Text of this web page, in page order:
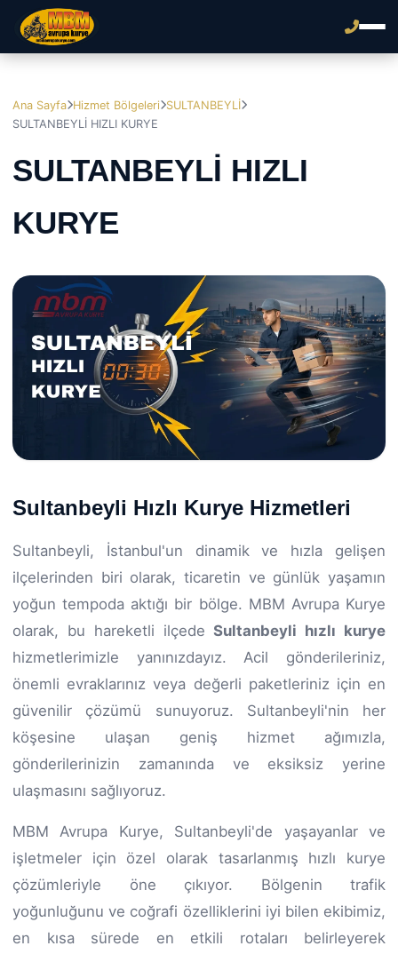
Ana Sayfa Hizmet Bölgeleri SULTANBEYLİ
SULTANBEYLİ HIZLI KURYE
SULTANBEYLİ HIZLI
KURYE
Sultanbeyli Hızlı Kurye Hizmetleri
Sultanbeyli, İstanbul'un dinamik ve hızla gelişen
ilçelerinden biri olarak, ticaretin ve günlük yaşamın
yoğun tempoda aktığı bir bölge. MBM Avrupa Kurye
olarak, bu hareketli ilçedeSultanbeyli hızlı kurye
hizmetlerimizle yanınızdayız. Acil gönderileriniz,
önemli evraklarınız veya değerli paketleriniz için en
güvenilir çözümü sunuyoruz. Sultanbeyli'nin her
köşesine ulaşan geniş hizmet ağımızla,
gönderilerinizin zamanında ve eksiksiz yerine
ulaşmasını sağlıyoruz.
MBM Avrupa Kurye, Sultanbeyli'de yaşayanlar ve
işletmeler için özel olarak tasarlanmış hızlı kurye
çözümleriyle öne çıkıyor. Bölgenin trafik
yoğunluğunu ve coğrafi özelliklerini iyi bilen ekibimiz,
en kısa sürede en etkili rotaları belirleyerek